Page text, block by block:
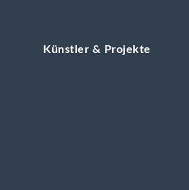
Künstler & Projekte